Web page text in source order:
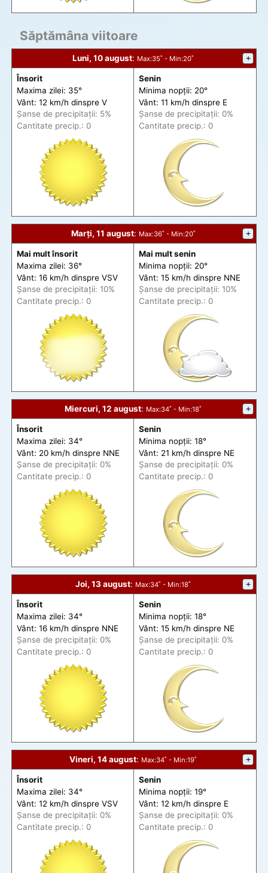
Săptămâna viitoare
Luni, 10 august: Max:35˚ - Min:20˚ +
Însorit
Maxima zilei: 35°
Vânt: 12 km/h dinspre V
Șanse de precipitații: 5%
Cantitate precip.: 0
Senin
Minima nopții: 20°
Vânt: 11 km/h dinspre E
Șanse de precipitații: 0%
Cantitate precip.: 0
Marți, 11 august: Max:36˚ - Min:20˚ +
Mai mult însorit
Maxima zilei: 36°
Vânt: 16 km/h dinspre VSV
Șanse de precipitații: 10%
Cantitate precip.: 0
Mai mult senin
Minima nopții: 20°
Vânt: 15 km/h dinspre NNE
Șanse de precipitații: 10%
Cantitate precip.: 0
Miercuri, 12 august: Max:34˚ - Min:18˚ +
Însorit
Maxima zilei: 34°
Vânt: 20 km/h dinspre NNE
Șanse de precipitații: 0%
Cantitate precip.: 0
Senin
Minima nopții: 18°
Vânt: 21 km/h dinspre NE
Șanse de precipitații: 0%
Cantitate precip.: 0
Joi, 13 august: Max:34˚ - Min:18˚ +
Însorit
Maxima zilei: 34°
Vânt: 16 km/h dinspre NNE
Șanse de precipitații: 0%
Cantitate precip.: 0
Senin
Minima nopții: 18°
Vânt: 15 km/h dinspre NE
Șanse de precipitații: 0%
Cantitate precip.: 0
Vineri, 14 august: Max:34˚ - Min:19˚ +
Însorit
Maxima zilei: 34°
Vânt: 12 km/h dinspre VSV
Șanse de precipitații: 0%
Cantitate precip.: 0
Senin
Minima nopții: 19°
Vânt: 12 km/h dinspre E
Șanse de precipitații: 0%
Cantitate precip.: 0